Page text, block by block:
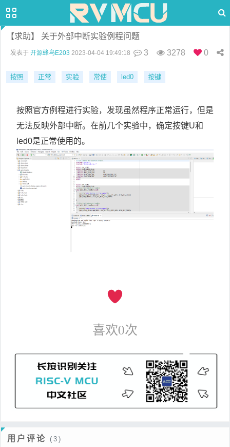
【求助】 关于外部中断实验例程问题
发表于 开源蜂鸟E203 2023-04-04 19:49:18 3 3278 0
按照 正常 实验 常使 led0 按键
按照官方例程进行实验，发现虽然程序正常运行，但是
无法反映外部中断。在前几个实验中，确定按键U和
led0是正常使用的。
喜欢0次
用户评论 (3)